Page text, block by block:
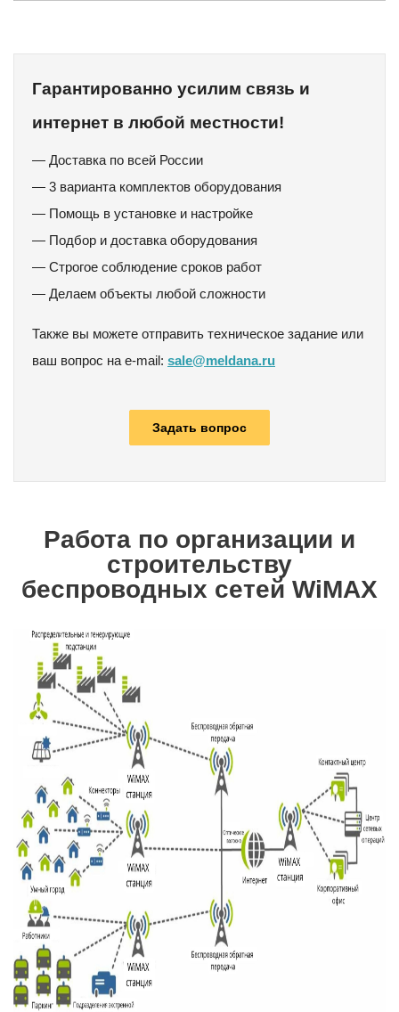
Гарантированно усилим связь и
интернет в любой местности!
— Доставка по всей России
— 3 варианта комплектов оборудования
— Помощь в установке и настройке
— Подбор и доставка оборудования
— Строгое соблюдение сроков работ
— Делаем объекты любой сложности
Также вы можете отправить техническое задание или
ваш вопрос на e-mail: sale@meldana.ru
Задать вопрос
Работа по организации и
строительству
беспроводных сетей WiMAX